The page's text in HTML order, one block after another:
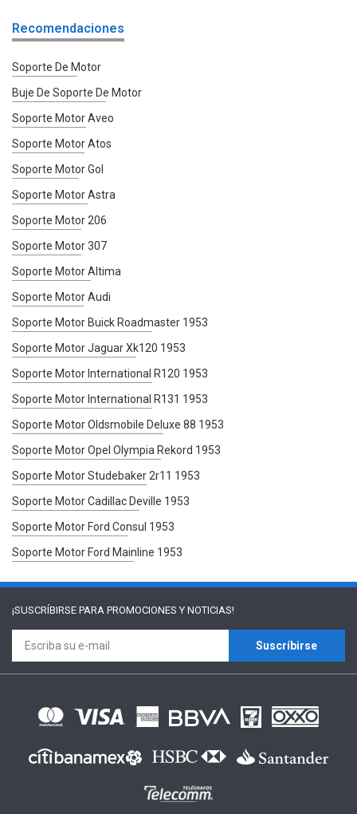
Recomendaciones
Soporte De Motor
Buje De Soporte De Motor
Soporte Motor Aveo
Soporte Motor Atos
Soporte Motor Gol
Soporte Motor Astra
Soporte Motor 206
Soporte Motor 307
Soporte Motor Altima
Soporte Motor Audi
Soporte Motor Buick Roadmaster 1953
Soporte Motor Jaguar Xk120 1953
Soporte Motor International R120 1953
Soporte Motor International R131 1953
Soporte Motor Oldsmobile Deluxe 88 1953
Soporte Motor Opel Olympia Rekord 1953
Soporte Motor Studebaker 2r11 1953
Soporte Motor Cadillac Deville 1953
Soporte Motor Ford Consul 1953
Soporte Motor Ford Mainline 1953
¡SUSCRÍBIRSE PARA PROMOCIONES Y NOTICIAS!
Suscríbirse